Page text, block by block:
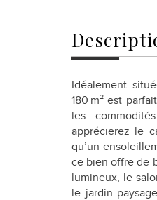
Idéalement
180 m² est
les
apprécierez le
qu’un
ce bien offre de
lumineux, le
le jardin